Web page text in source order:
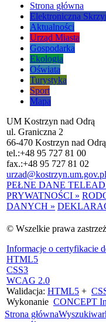
Strona główna
Elektroniczna
Aktualności
Urząd Miasta
Gospodarka
Ekologia
Oświata
Turystyka
Sport
Mapa
UM Kostrzyn nad Odrą
ul. Graniczna 2
66-470 Kostrzyn nad Odrą
tel.:+48 95 727 81 00
fax.:+48 95 727 81 02
urzad@kostrzyn.um.gov.pl
PEŁNE DANE
PRYWATNOŚCI »
DANYCH »
© Wszelkie prawa
Informacje o certyfikacie
HTML5
CSS3
WCAG 2.0
Walidacja: HTML5 +
Wykonanie CONCEPT
Strona główna